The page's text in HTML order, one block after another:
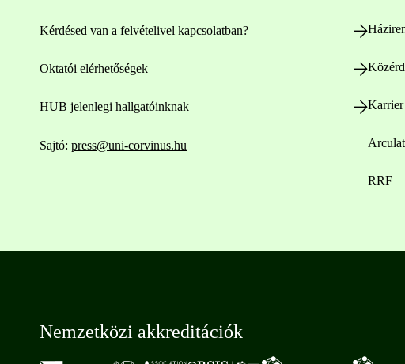
Kérdésed van a felvételivel kapcsolatban?
Oktatói elérhetőségek
HUB jelenlegi hallgatóinknak
Sajtó: press@uni-corvinus.hu
Karrier
RRF
Nemzetközi akkreditációk